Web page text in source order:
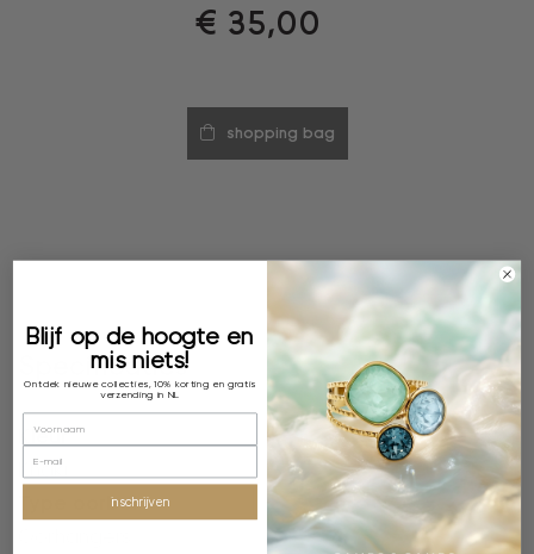
€ 35,00
shopping bag
Specificaties
Kleur
Khaki
Type oorbel
Blijf op de hoogte en
mis niets!
Ontdek nieuwe collecties, 10% korting en gratis
verzending in NL
inschrijven